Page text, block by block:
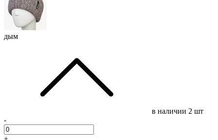
дым
в наличии 2 шт
-